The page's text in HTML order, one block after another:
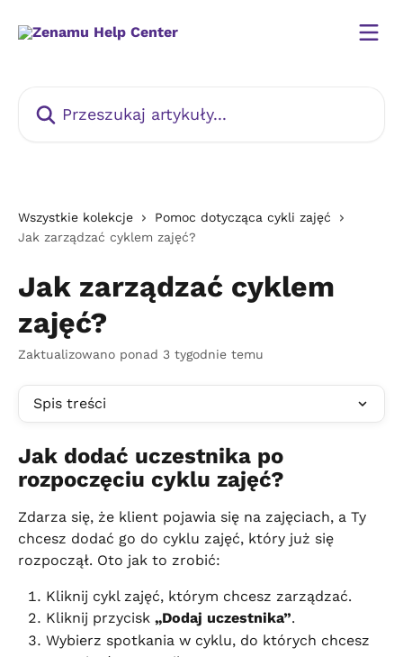
Wszystkie kolekcje
Pomoc dotycząca cykli zajęć
Jak zarządzać cyklem zajęć?
Jak zarządzać cyklem
zajęć?
Zaktualizowano ponad 3 tygodnie temu
Spis treści
Jak dodać uczestnika po
rozpoczęciu cyklu zajęć?
Zdarza się, że klient pojawia się na zajęciach, a Ty
chcesz dodać go do cyklu zajęć, który już się
rozpoczął. Oto jak to zrobić:
Kliknij cykl zajęć, którym chcesz zarządzać.
Kliknij przycisk „Dodaj uczestnika”.
Wybierz spotkania w cyklu, do których chcesz